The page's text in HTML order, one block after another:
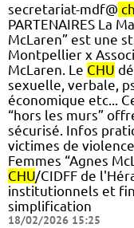
secretariat-mdf@
PARTENAIRES La
McLaren” est une
Montpellier x
McLaren. Le CHU
sexuelle, verbale,
économique etc...
“hors les murs”
sécurisé. Infos
victimes de
Femmes “Agnes
CHU/CIDFF de
institutionnels et
simplification
18/02/2026 15:25